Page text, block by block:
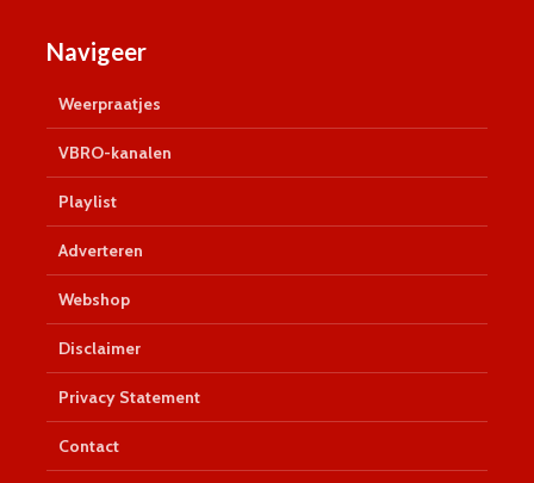
Navigeer
Weerpraatjes
VBRO-kanalen
Playlist
Adverteren
Webshop
Disclaimer
Privacy Statement
Contact